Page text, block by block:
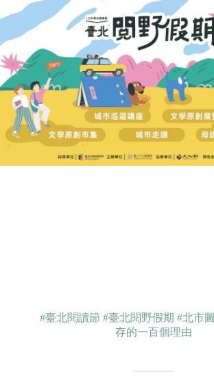
#臺北閱讀節 #臺北閱野假期 #北市圖
存的一百個理由